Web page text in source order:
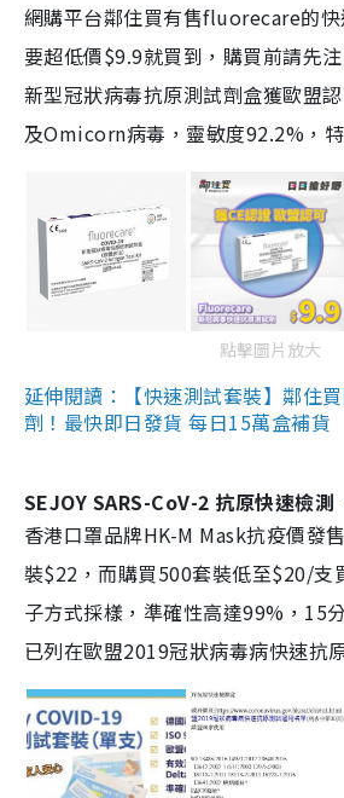
網購平台鄰住買有售fluorecare的
要超低價$9.9就買到，購買前請先
新型冠狀病毒抗原測試劑盒獲歐盟
及Omicorn病毒，靈敏度92.2%，
點擊圖片放大
延伸閱讀：【快速測試套裝】鄰住
劑！最快即日發貨 每日15萬盒補貨
SEJOY SARS-CoV-2 抗原快速檢測
香港口罩品牌HK-M Mask抗疫價發
裝$22，而購買500套裝低至$20/支
子方式採樣，準確性高達99%，15
已列在歐盟2019冠狀病毒病快速抗